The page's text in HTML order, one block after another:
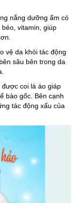
nắng dưỡng ẩm có
vitamin, giúp
vệ da khỏi tác động
sâu bên trong da
được coi là áo giáp
bào gốc. Bên cạnh
tác động xấu của